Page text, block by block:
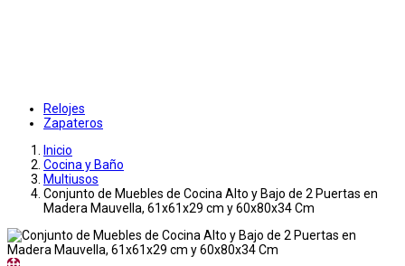
Relojes
Zapateros
Inicio
Cocina y Baño
Multiusos
Conjunto de Muebles de Cocina Alto y Bajo de 2 Puertas en
Madera Mauvella, 61x61x29 cm y 60x80x34 Cm